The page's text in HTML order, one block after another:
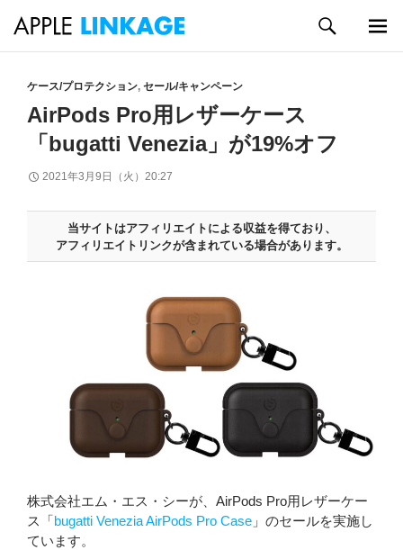
索
ケース/プロテクション, セール/キャンペーン
AirPods Pro用レザーケース
「bugatti Venezia」が19%オフ
2021年3月9日（火）20:27
当サイトはアフィリエイトによる収益を得ており、
アフィリエイトリンクが含まれている場合があります。
株式会社エム・エス・シーが、AirPods Pro用レザーケー
ス「bugatti Venezia AirPods Pro Case 」のセールを実施し
ています。